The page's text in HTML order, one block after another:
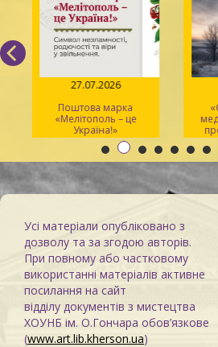
27.07.2026
Поштова марка
«Мелітополь – це
Україна!»
Усі матеріали опубліковано з
дозволу та за згодою авторів.
При повному або частковому
використанні матеріалів активне
посилання на сайт
відділу документів з мистецтва
ХОУНБ ім. О.Гончара обов’язкове
(www.art.lib.kherson.ua)